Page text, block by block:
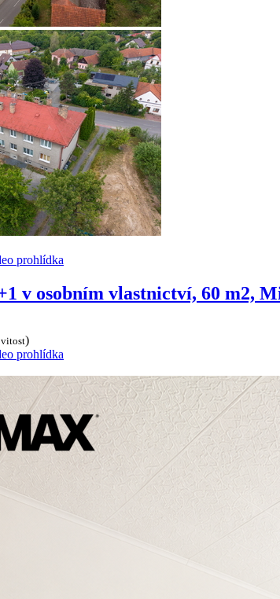
prohlídka
v osobním vlastnictví, 60 m2,
)
prohlídka